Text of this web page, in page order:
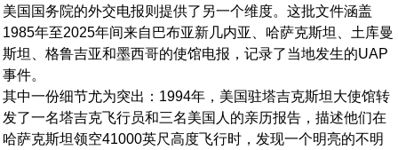
美国国务院的外交电报则提供了另一个维度。这批文件涵盖
1985年至2025年间来自巴布亚新几内亚、哈萨克斯坦、土库曼
斯坦、格鲁吉亚和墨西哥的使馆电报，记录了当地发生的UAP
事件。
其中一份细节尤为突出：1994年，美国驻塔吉克斯坦大使馆转
发了一名塔吉克飞行员和三名美国人的亲历报告，描述他们在
哈萨克斯坦领空41000英尺高度飞行时，发现一个明亮的不明